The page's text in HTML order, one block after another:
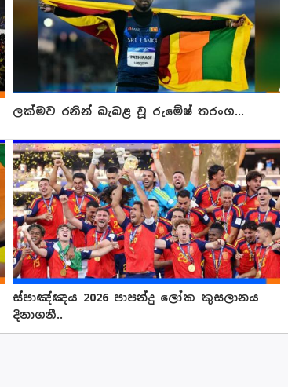
ලක්මව රනින් බැබළ වූ රුමේෂ් තරංග...
ස්පාඤ්ඤය 2026 පාපන්දු ලෝක කුසලානය
දිනාගනී..